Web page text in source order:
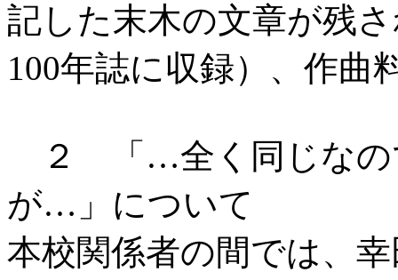
記した末木の文章が残
100年誌に収録）、作曲
２ 「…全く同じなの
が…」について
本校関係者の間では、